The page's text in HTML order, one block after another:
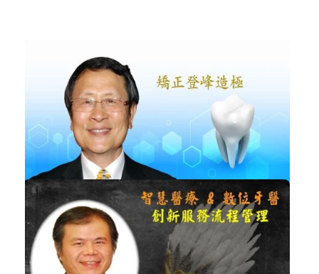
講師-顏志忠-牙周病(牙助課程)
牙醫助理
購買後有效期限：2026-09-06
3053
NT$6,300
林錦榮-矯正登峰造極(無學分)
非學分課程 加入購物車
購買後有效期限：2026-11-06